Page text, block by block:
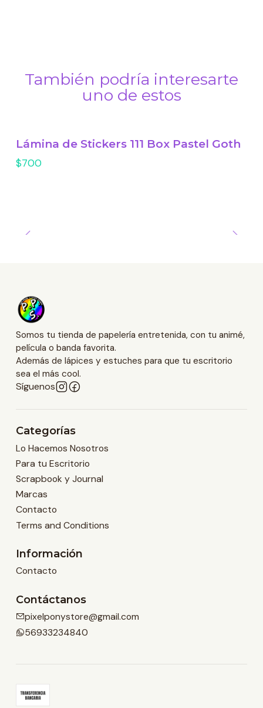
También podría interesarte
uno de estos
Lámina de Stickers 111 Box Pastel Goth
$700
Somos tu tienda de papelería entretenida, con tu animé,
película o banda favorita.
Además de lápices y estuches para que tu escritorio
sea el más cool.
Síguenos
Categorías
Lo Hacemos Nosotros
Para tu Escritorio
Scrapbook y Journal
Marcas
Contacto
Terms and Conditions
Información
Contacto
Contáctanos
pixelponystore@gmail.com
56933234840